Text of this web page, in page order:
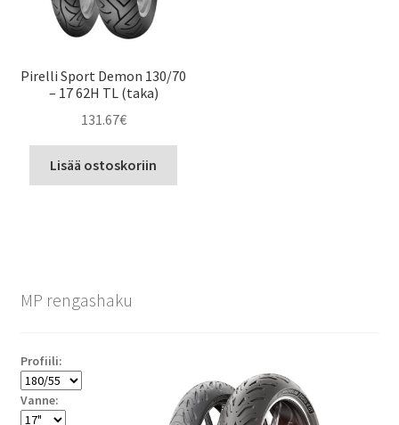
Pirelli Sport Demon 130/70
– 17 62H TL (taka)
131.67€
Lisää ostoskoriin
MP rengashaku
Profiili:
Vanne: